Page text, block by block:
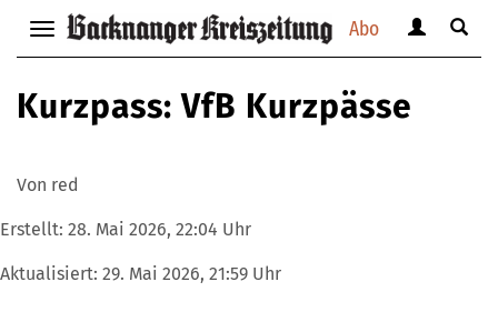
Abo
Navigation
anzeigen
verbergen
anzeigen
verbergen
Suche
Kurzpass: VfB Kurzpässe
Von red
Erstellt: 28. Mai 2026, 22:04 Uhr
Aktualisiert: 29. Mai 2026, 21:59 Uhr